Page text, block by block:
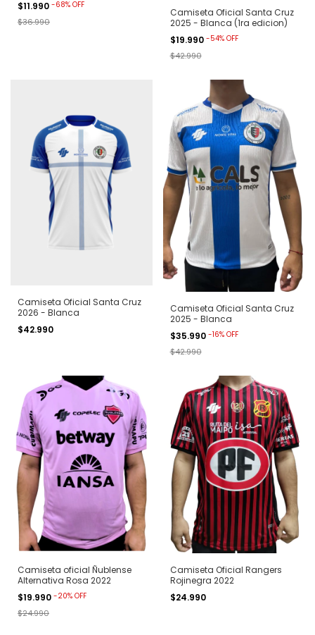
$11.990 -68% OFF
$36.990
Camiseta Oficial Santa Cruz
2025 - Blanca (1ra edicion)
$19.990 -54% OFF
$42.990
Camiseta Oficial Santa Cruz
2026 - Blanca
$42.990
Camiseta Oficial Santa Cruz
2025 - Blanca
$35.990 -16% OFF
$42.990
Camiseta oficial Ñublense
Alternativa Rosa 2022
$19.990 -20% OFF
$24.990
Camiseta Oficial Rangers
Rojinegra 2022
$24.990